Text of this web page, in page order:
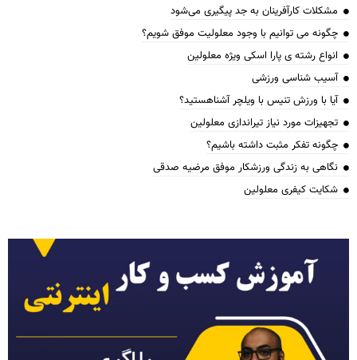
مشکلات کارآفرینان به جد پیگیری می‌شود
چگونه می توانیم با وجود معلولیت موفق شویم؟
انواع رشته ی پارا اسکی ویژه معلولین
آسیب شناسی ورزشی
آیا با ورزش تنیس با ویلچر آشناهستید؟
تجهیزات مورد نیاز تیراندازی معلولین
چگونه تفکر مثبت داشته باشیم؟
نگاهی به زندگی ورزشکار موفق مرضیه صدقی
شکایت کیفری معلولین